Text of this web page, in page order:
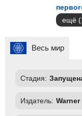
ещё
Весь мир
Стадия:
Издатель: